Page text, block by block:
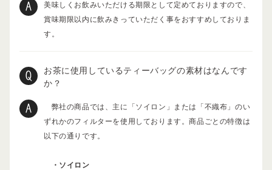
美味しくお飲みいただける期限として定めておりますので、
賞味期限以内に飲みきっていただく事をおすすめしておりま
す。
お茶に使用しているティーバッグの素材はなんです
か？
弊社の商品では、主に「ソイロン」または「不織布」のい
ずれかのフィルターを使用しております。商品ごとの特徴は
以下の通りです。
・ソイロン